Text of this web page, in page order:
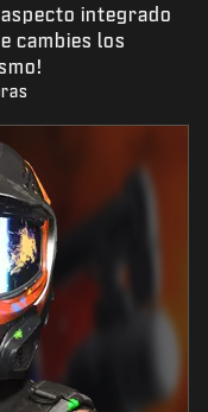
integrado
cambies los